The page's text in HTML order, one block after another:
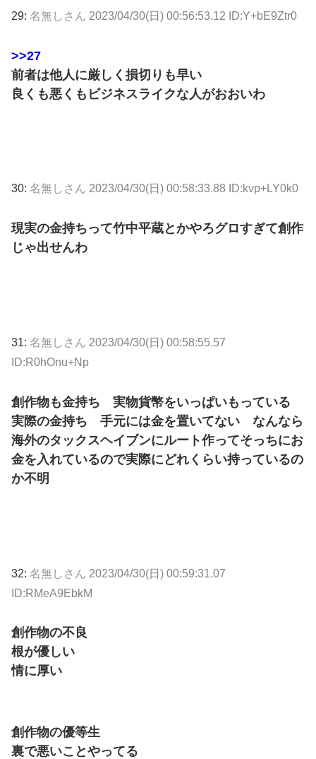
29: 名無しさん 2023/04/30(日) 00:56:53.12 ID:Y+bE9Ztr0
>>27
前者は他人に厳しく損切りも早い
良くも悪くもビジネスライクな人がおおいわ
30: 名無しさん 2023/04/30(日) 00:58:33.88 ID:kvp+LY0k0
現実の金持ちって竹中平蔵とかやろグロすぎて創作
じゃ出せんわ
31: 名無しさん 2023/04/30(日) 00:58:55.57
ID:R0hOnu+Np
創作物も金持ち 実物貨幣をいっぱいもっている
実際の金持ち 手元には金を置いてない なんなら
海外のタックスヘイブンにルート作ってそっちにお
金を入れているので実際にどれくらい持っているの
か不明
32: 名無しさん 2023/04/30(日) 00:59:31.07
ID:RMeA9EbkM
創作物の不良
根が優しい
情に厚い
創作物の優等生
裏で悪いことやってる